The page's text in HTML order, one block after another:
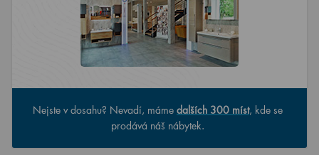
Nejste v dosahu? Nevadí, máme dalších 300 míst, kde se
prodává náš nábytek.